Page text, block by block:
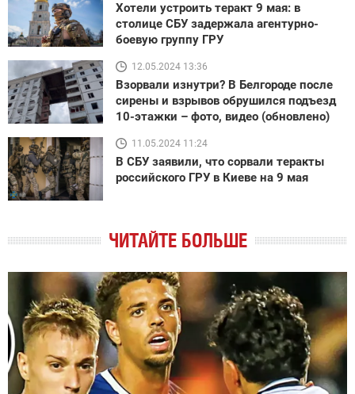
Хотели устроить теракт 9 мая: в
столице СБУ задержала агентурно-
боевую группу ГРУ
12.05.2024 13:36
Взорвали изнутри? В Белгороде после
сирены и взрывов обрушился подъезд
10-этажки – фото, видео (обновлено)
11.05.2024 11:24
В СБУ заявили, что сорвали теракты
российского ГРУ в Киеве на 9 мая
ЧИТАЙТЕ БОЛЬШЕ